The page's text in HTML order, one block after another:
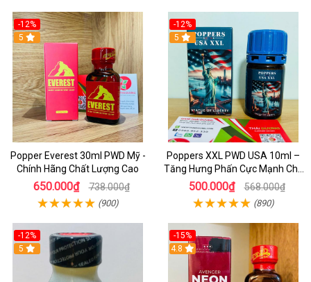
-12%
5
Popper Everest 30ml PWD Mỹ -
Chính Hãng Chất Lượng Cao
650.000₫ 738.000₫
(900)
-12%
5
Poppers XXL PWD USA 10ml –
Tăng Hưng Phấn Cực Mạnh Cho
Top Bot Khi Yêu
500.000₫ 568.000₫
(890)
-12%
5
-15%
4.8